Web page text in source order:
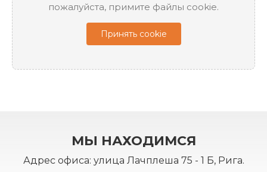
пожалуйста, примите файлы cookie.
Принять cookie
МЫ НАХОДИМСЯ
Адрес офиса: улица Лачплеша 75 - 1 Б, Рига.